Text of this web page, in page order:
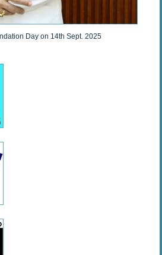
Day on 14th Sept. 2025